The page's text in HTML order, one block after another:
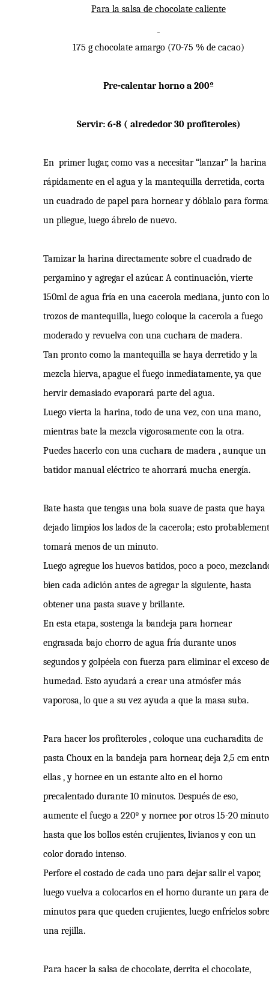
Para la salsa de chocolate caliente
175 g chocolate amargo (70-75 % de cacao)
Pre-calentar horno a 200º
Servir: 6-8 ( alrededor 30 profiteroles)
En primer lugar, como vas a necesitar “lanzar” la harina
rápidamente en el agua y la mantequilla derretida, corta
un cuadrado de papel para hornear y dóblalo para
un pliegue, luego ábrelo de nuevo.
Tamizar la harina directamente sobre el cuadrado de
pergamino y agregar el azúcar. A continuación, vierte
150ml de agua fría en una cacerola mediana, junto con
trozos de mantequilla, luego coloque la cacerola a fuego
moderado y revuelva con una cuchara de madera.
Tan pronto como la mantequilla se haya derretido y la
mezcla hierva, apague el fuego inmediatamente, ya que
hervir demasiado evaporará parte del agua.
Luego vierta la harina, todo de una vez, con una mano,
mientras bate la mezcla vigorosamente con la otra.
Puedes hacerlo con una cuchara de madera , aunque un
batidor manual eléctrico te ahorrará mucha energía.
Bate hasta que tengas una bola suave de pasta que haya
dejado limpios los lados de la cacerola; esto
tomará menos de un minuto.
Luego agregue los huevos batidos, poco a poco,
bien cada adición antes de agregar la siguiente, hasta
obtener una pasta suave y brillante.
En esta etapa, sostenga la bandeja para hornear
engrasada bajo chorro de agua fría durante unos
segundos y golpéela con fuerza para eliminar el exceso de
humedad. Esto ayudará a crear una atmósfer más
vaporosa, lo que a su vez ayuda a que la masa suba.
Para hacer los profiteroles , coloque una cucharadita de
pasta Choux en la bandeja para hornear, deja 2,5 cm
ellas , y hornee en un estante alto en el horno
precalentado durante 10 minutos. Después de eso,
aumente el fuego a 220º y nornee por otros 15-20
hasta que los bollos estén crujientes, livianos y con un
color dorado intenso.
Perfore el costado de cada uno para dejar salir el vapor,
luego vuelva a colocarlos en el horno durante un para de
minutos para que queden crujientes, luego enfríelos sobre
una rejilla.
Para hacer la salsa de chocolate, derrita el chocolate,